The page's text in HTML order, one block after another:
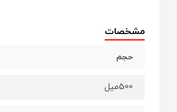
مشخصات
حجم
500میل